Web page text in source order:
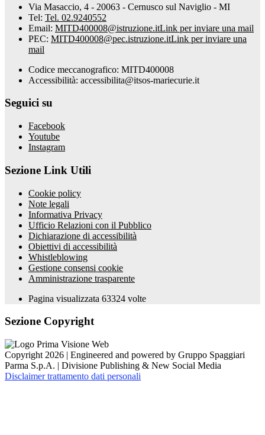
Via Masaccio, 4 - 20063 - Cernusco sul Naviglio - MI
Tel: Tel. 02.9240552
Email: MITD400008@istruzione.itLink per inviare una mail
PEC: MITD400008@pec.istruzione.itLink per inviare una
mail
Codice meccanografico: MITD400008
Accessibilità: accessibilita@itsos-mariecurie.it
Seguici su
Facebook
Youtube
Instagram
Sezione Link Utili
Cookie policy
Note legali
Informativa Privacy
Ufficio Relazioni con il Pubblico
Dichiarazione di accessibilità
Obiettivi di accessibilità
Whistleblowing
Gestione consensi cookie
Amministrazione trasparente
Pagina visualizzata 63324 volte
Sezione Copyright
Copyright 2026 | Engineered and powered by Gruppo Spaggiari
Parma S.p.A. | Divisione Publishing & New Social Media
Disclaimer trattamento dati personali